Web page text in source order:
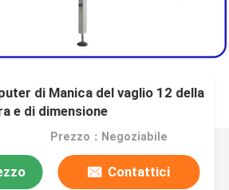
di Manica del vaglio 12 della
e di dimensione
Prezzo：Negoziabile
Contattici